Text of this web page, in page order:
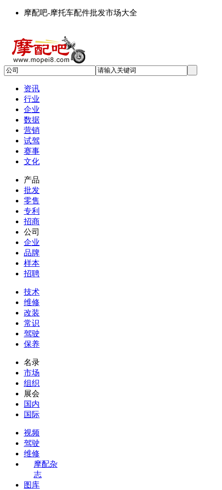
摩配吧-摩托车配件批发市场大全
资讯
行业
企业
数据
营销
试驾
赛事
文化
产品
批发
零售
专利
招商
公司
企业
品牌
样本
招聘
技术
维修
改装
常识
驾驶
保养
名录
市场
组织
展会
国内
国际
视频
驾驶
维修
摩配杂
志
图库